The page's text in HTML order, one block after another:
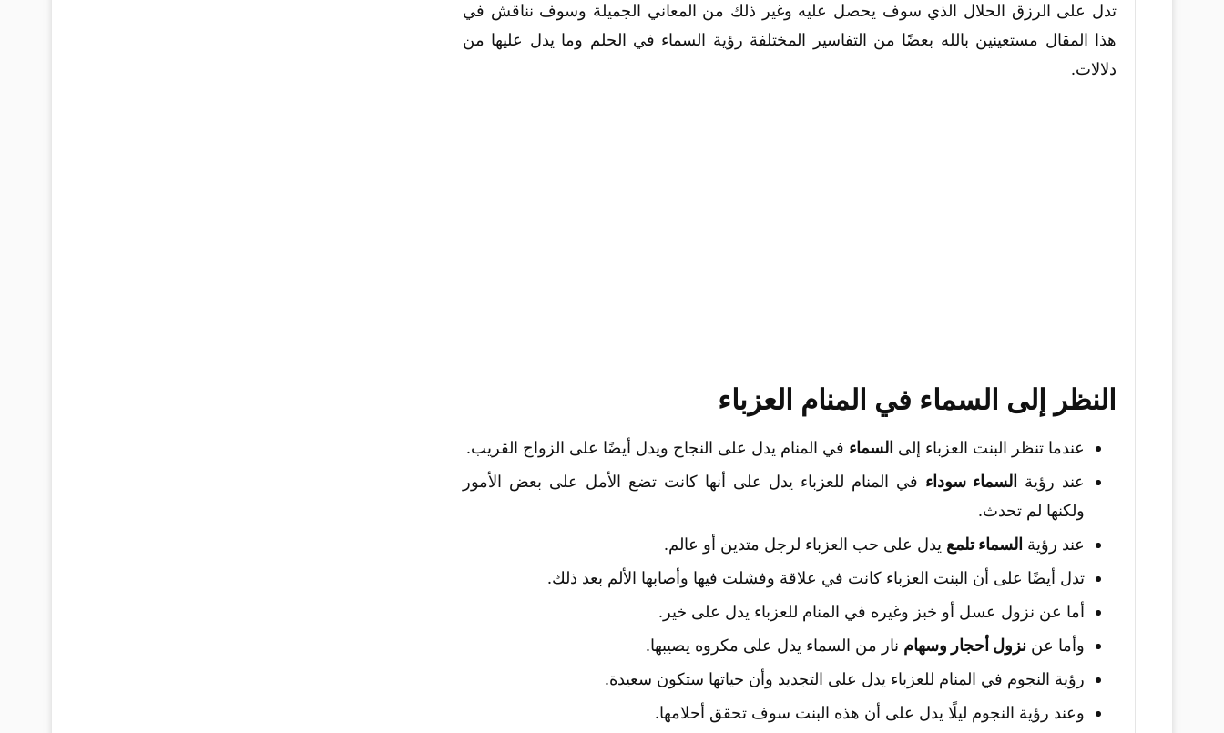
تدل على الرزق الحلال الذي سوف يحصل عليه وغير ذلك من المعاني الجميلة وسوف نناقش في
هذا المقال مستعينين بالله بعضًا من التفاسير المختلفة رؤية السماء في الحلم وما يدل عليها من
دلالات.
النظر إلى السماء في المنام العزباء
عندما تنظر البنت العزباء إلى السماء في المنام يدل على النجاح ويدل أيضًا على الزواج القريب.
عند رؤية السماء سوداء في المنام للعزباء يدل على أنها كانت تضع الأمل على بعض الأمور
ولكنها لم تحدث.
عند رؤية السماء تلمع يدل على حب العزباء لرجل متدين أو عالم.
تدل أيضًا على أن البنت العزباء كانت في علاقة وفشلت فيها وأصابها الألم بعد ذلك.
أما عن نزول عسل أو خبز وغيره في المنام للعزباء يدل على خير.
وأما عن نزول أحجار وسهام نار من السماء يدل على مكروه يصيبها.
رؤية النجوم في المنام للعزباء يدل على التجديد وأن حياتها ستكون سعيدة.
وعند رؤية النجوم ليلًا يدل على أن هذه البنت سوف تحقق أحلامها.